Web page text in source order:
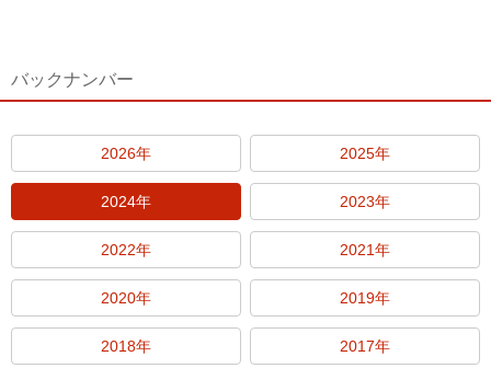
バックナンバー
2026年 2025年
2024年 2023年
2022年 2021年
2020年 2019年
2018年 2017年